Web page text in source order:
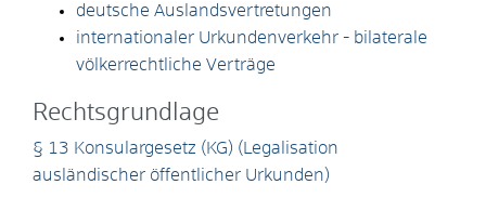
deutsche Auslandsvertretungen
internationaler Urkundenverkehr - bilaterale
völkerrechtliche Verträge
Rechtsgrundlage
§ 13 Konsulargesetz (KG) (Legalisation
ausländischer öffentlicher Urkunden)